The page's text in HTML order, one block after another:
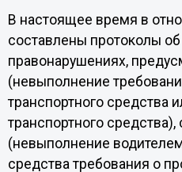
В настоящее время в
составлены протоколы
правонарушениях,
(невыполнение
транспортного средства
транспортного
(невыполнение
средства требования о